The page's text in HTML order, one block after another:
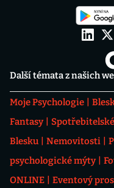
Další témata z našich
Moje Psychologie
Fantasy
Blesku
Nemovitosti
psychologické mýty
ONLINE
Eventový